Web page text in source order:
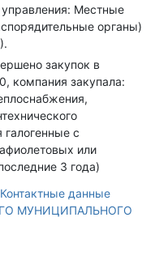
управления: Местные
органы)
закупок в
компания закупала:
с
или
3 года)
Контактные данные
МУНИЦИПАЛЬНОГО